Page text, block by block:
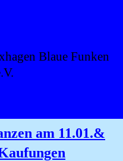
Blaue Funken
am 11.01.&